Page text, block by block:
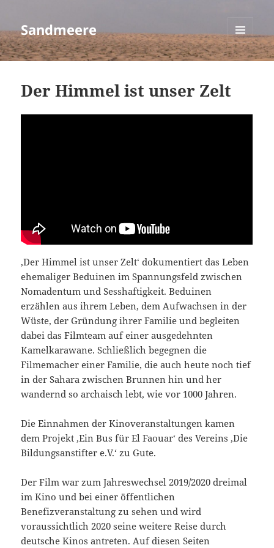
Sandmeere
MENÜ
UND
Der Himmel ist unser Zelt
‚Der Himmel ist unser Zelt‘ dokumentiert das Leben
ehemaliger Beduinen im Spannungsfeld zwischen
Nomadentum und Sesshaftigkeit. Beduinen
erzählen aus ihrem Leben, dem Aufwachsen in der
Wüste, der Gründung ihrer Familie und begleiten
dabei das Filmteam auf einer ausgedehnten
Kamelkarawane. Schließlich begegnen die
Filmemacher einer Familie, die auch heute noch tief
in der Sahara zwischen Brunnen hin und her
wandernd so archaisch lebt, wie vor 1000 Jahren.
Die Einnahmen der Kinoveranstaltungen kamen
dem Projekt ‚Ein Bus für El Faouar‘ des Vereins ‚Die
Bildungsanstifter e.V.‘ zu Gute.
Der Film war zum Jahreswechsel 2019/2020 dreimal
im Kino und bei einer öffentlichen
Benefizveranstaltung zu sehen und wird
voraussichtlich 2020 seine weitere Reise durch
deutsche Kinos antreten. Auf diesen Seiten